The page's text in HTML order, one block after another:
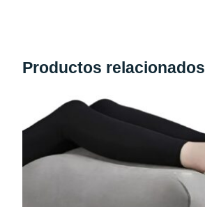
Productos relacionados